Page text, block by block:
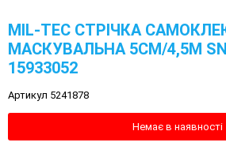
MIL-TEC СТРІЧКА
МАСКУВАЛЬНА 5СМ/4,5М
15933052
Артикул 5241878
Немає в наявності